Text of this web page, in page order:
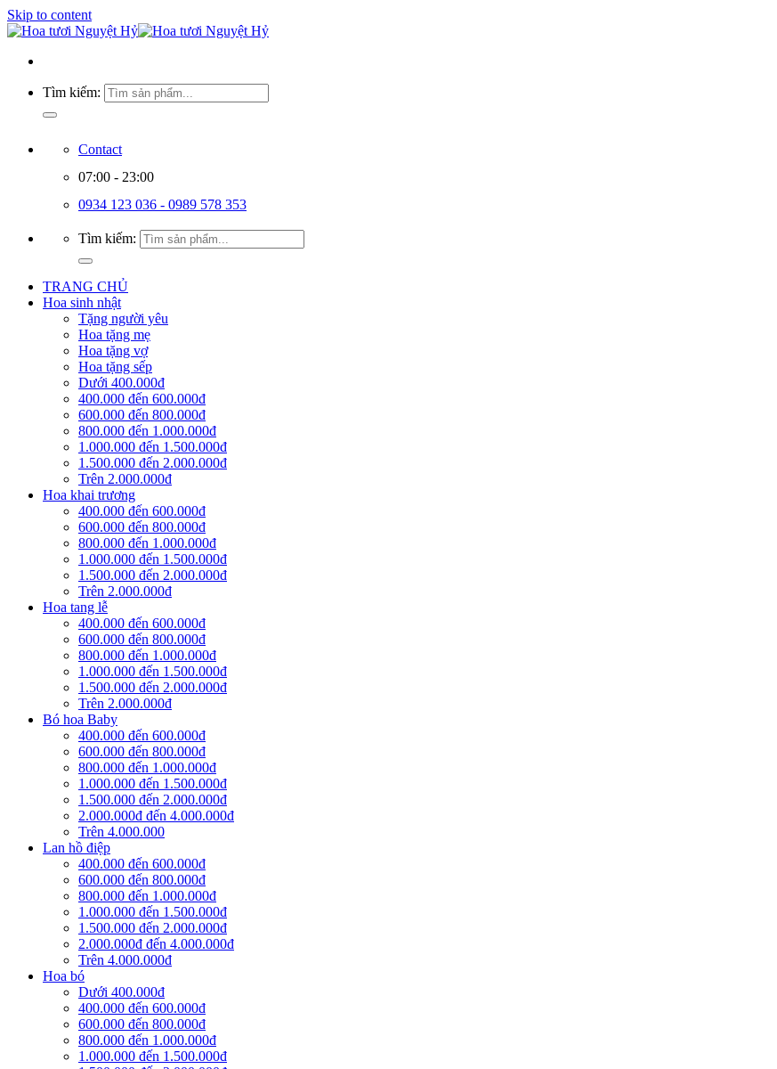
Skip to content
Tìm kiếm:
Contact
07:00 - 23:00
0934 123 036 - 0989 578 353
Tìm kiếm:
TRANG CHỦ
Hoa sinh nhật
Tặng người yêu
Hoa tặng mẹ
Hoa tặng vợ
Hoa tặng sếp
Dưới 400.000đ
400.000 đến 600.000đ
600.000 đến 800.000đ
800.000 đến 1.000.000đ
1.000.000 đến 1.500.000đ
1.500.000 đến 2.000.000đ
Trên 2.000.000đ
Hoa khai trương
400.000 đến 600.000đ
600.000 đến 800.000đ
800.000 đến 1.000.000đ
1.000.000 đến 1.500.000đ
1.500.000 đến 2.000.000đ
Trên 2.000.000đ
Hoa tang lễ
400.000 đến 600.000đ
600.000 đến 800.000đ
800.000 đến 1.000.000đ
1.000.000 đến 1.500.000đ
1.500.000 đến 2.000.000đ
Trên 2.000.000đ
Bó hoa Baby
400.000 đến 600.000đ
600.000 đến 800.000đ
800.000 đến 1.000.000đ
1.000.000 đến 1.500.000đ
1.500.000 đến 2.000.000đ
2.000.000đ đến 4.000.000đ
Trên 4.000.000
Lan hồ điệp
400.000 đến 600.000đ
600.000 đến 800.000đ
800.000 đến 1.000.000đ
1.000.000 đến 1.500.000đ
1.500.000 đến 2.000.000đ
2.000.000đ đến 4.000.000đ
Trên 4.000.000đ
Hoa bó
Dưới 400.000đ
400.000 đến 600.000đ
600.000 đến 800.000đ
800.000 đến 1.000.000đ
1.000.000 đến 1.500.000đ